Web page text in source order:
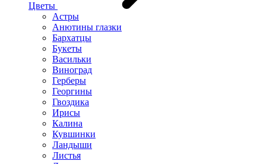
Цветы
Астры
Анютины глазки
Бархатцы
Букеты
Васильки
Виноград
Герберы
Георгины
Гвоздика
Ирисы
Калина
Кувшинки
Ландыши
Листья